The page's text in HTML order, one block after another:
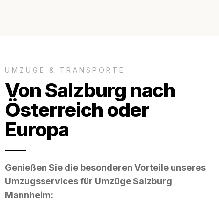
UMZÜGE & TRANSPORTE
Von Salzburg nach
Österreich oder
Europa
Genießen Sie die besonderen Vorteile unseres
Umzugsservices für Umzüge Salzburg
Mannheim: